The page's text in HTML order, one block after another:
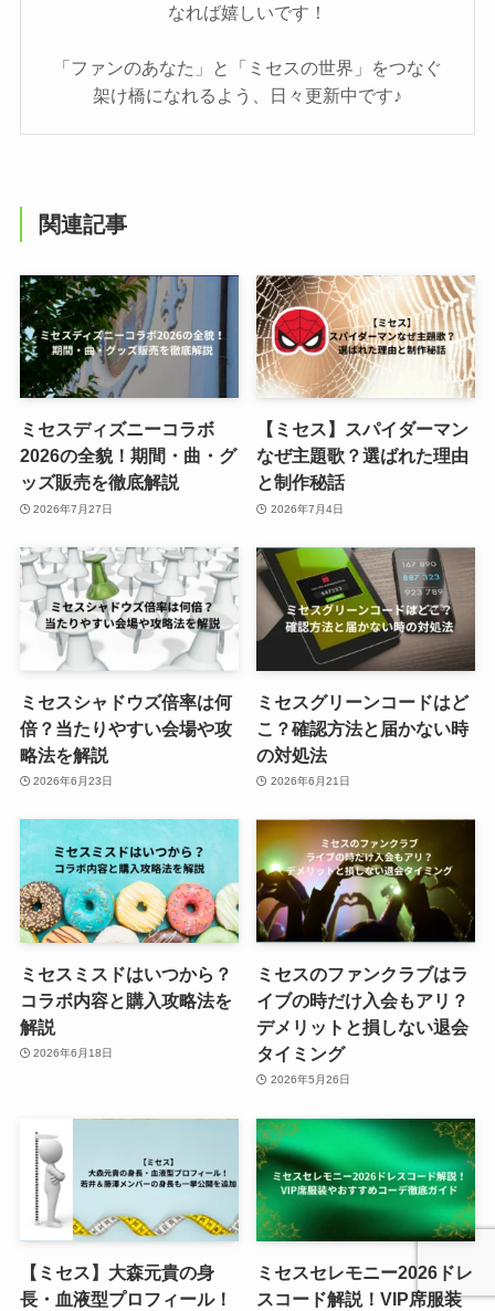
なれば嬉しいです！
「ファンのあなた」と「ミセスの世界」をつなぐ
架け橋になれるよう、日々更新中です♪
関連記事
ミセスディズニーコラボ
2026の全貌！期間・曲・グ
ッズ販売を徹底解説
2026年7月27日
【ミセス】スパイダーマン
なぜ主題歌？選ばれた理由
と制作秘話
2026年7月4日
ミセスシャドウズ倍率は何
倍？当たりやすい会場や攻
略法を解説
2026年6月23日
ミセスグリーンコードはど
こ？確認方法と届かない時
の対処法
2026年6月21日
ミセスミスドはいつから？
コラボ内容と購入攻略法を
解説
2026年6月18日
ミセスのファンクラブはラ
イブの時だけ入会もアリ？
デメリットと損しない退会
タイミング
2026年5月26日
【ミセス】大森元貴の身
長・血液型プロフィール！
ミセスセレモニー2026ドレ
スコード解説！VIP席服装